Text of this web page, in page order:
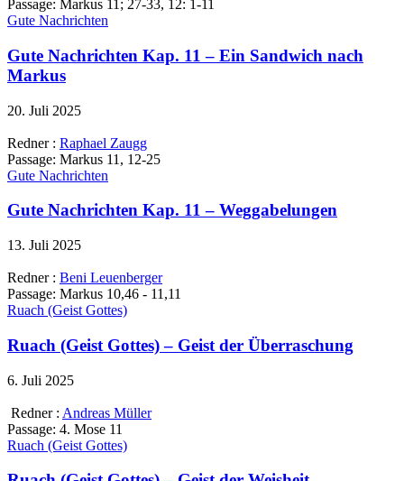
Passage: Markus 11; 27-33, 12: 1-11
Gute Nachrichten
Gute Nachrichten Kap. 11 – Ein Sandwich nach
Markus
20. Juli 2025
Redner : Raphael Zaugg
Passage: Markus 11, 12-25
Gute Nachrichten
Gute Nachrichten Kap. 11 – Weggabelungen
13. Juli 2025
Redner : Beni Leuenberger
Passage: Markus 10,46 - 11,11
Ruach (Geist Gottes)
Ruach (Geist Gottes) – Geist der Überraschung
6. Juli 2025
Redner : Andreas Müller
Passage: 4. Mose 11
Ruach (Geist Gottes)